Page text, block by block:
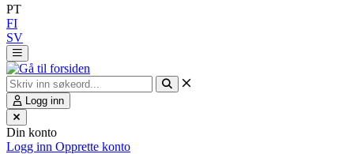
PT
FI
SV
Logg inn
Din konto
Logg inn Opprette konto